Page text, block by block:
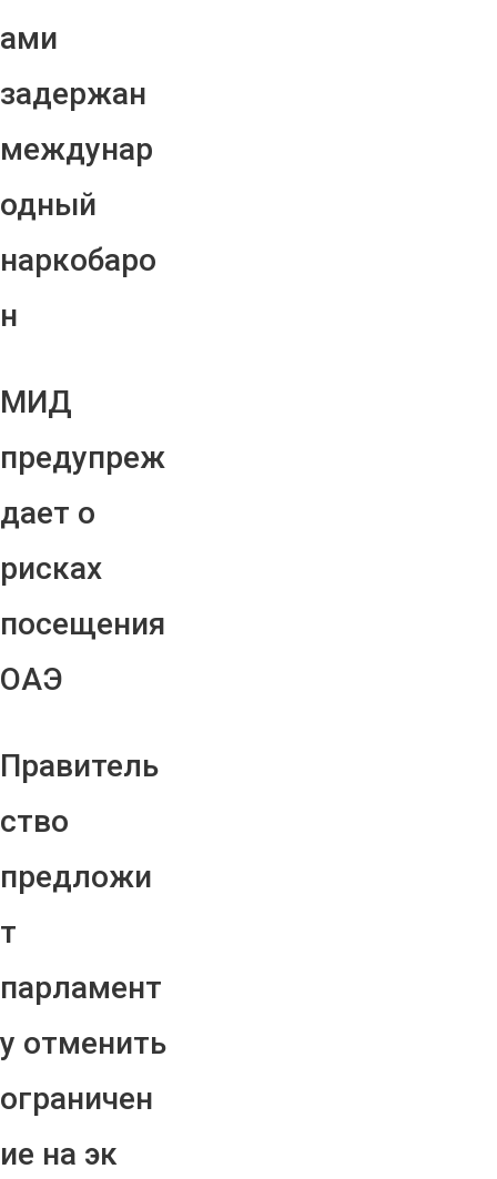
ами
задержан
междунар
одный
наркобаро
н
МИД
предупреж
дает о
рисках
посещения
ОАЭ
Правитель
ство
предложи
т
парламент
у отменить
ограничен
ие на эк